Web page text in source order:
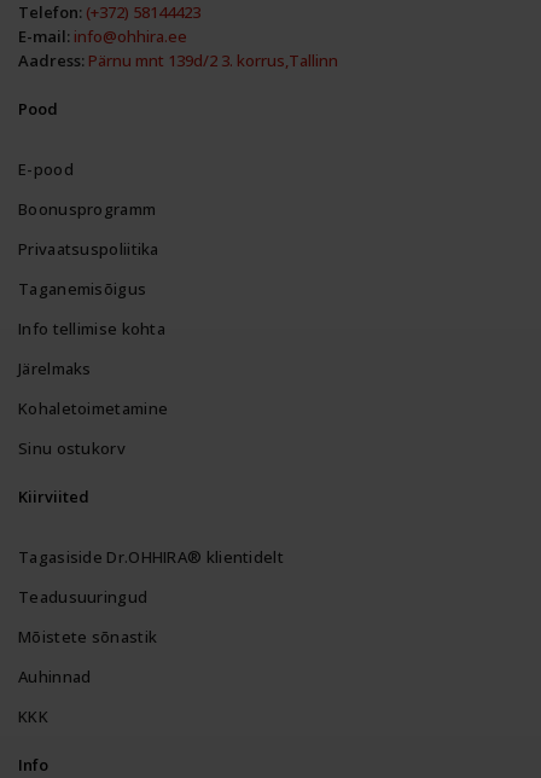
Telefon: (+372) 58144423
E-mail: info@ohhira.ee
Aadress: Pärnu mnt 139d/2 3. korrus,Tallinn
Pood
E-pood
Boonusprogramm
Privaatsuspoliitika
Taganemisõigus
Info tellimise kohta
Järelmaks
Kohaletoimetamine
Sinu ostukorv
Kiirviited
Tagasiside Dr.OHHIRA® klientidelt
Teadusuuringud
Mõistete sõnastik
Auhinnad
KKK
Info